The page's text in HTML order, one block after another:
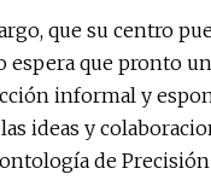
que su centro
que pronto
informal y
ideas y
de